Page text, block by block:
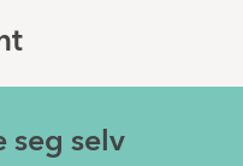
seg selv